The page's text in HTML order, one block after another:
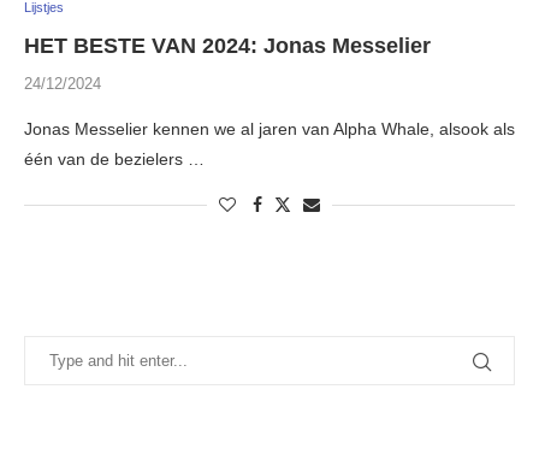
Lijstjes
HET BESTE VAN 2024: Jonas Messelier
24/12/2024
Jonas Messelier kennen we al jaren van Alpha Whale, alsook als
één van de bezielers …